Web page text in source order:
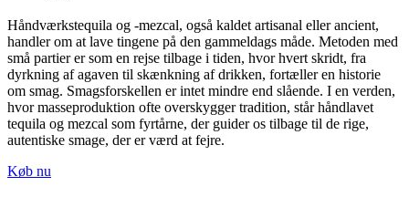
Håndværkstequila og -mezcal, også kaldet artisanal eller ancient,
handler om at lave tingene på den gammeldags måde. Metoden med
små partier er som en rejse tilbage i tiden, hvor hvert skridt, fra
dyrkning af agaven til skænkning af drikken, fortæller en historie
om smag. Smagsforskellen er intet mindre end slående. I en verden,
hvor masseproduktion ofte overskygger tradition, står håndlavet
tequila og mezcal som fyrtårne, der guider os tilbage til de rige,
autentiske smage, der er værd at fejre.
Køb nu